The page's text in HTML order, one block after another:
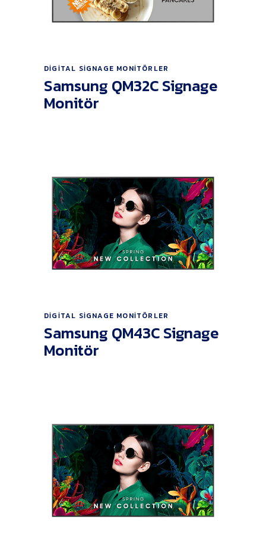
Ürünü İncele
DIGITAL SIGNAGE MONITÖRLER
Samsung QM32C Signage
Monitör
Ürünü İncele
DIGITAL SIGNAGE MONITÖRLER
Samsung QM43C Signage
Monitör